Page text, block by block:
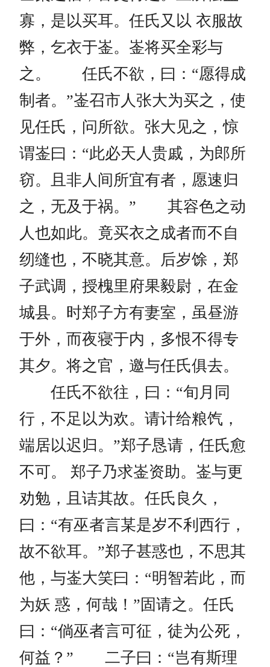
寡，是以买耳。任氏又以 衣服故
弊，乞衣于崟。崟将买全彩与
之。 任氏不欲，曰：“愿得成
制者。”崟召市人张大为买之，使
见任氏，问所欲。张大见之，惊
谓崟曰：“此必天人贵戚，为郎所
窃。且非人间所宜有者，愿速归
之，无及于祸。” 其容色之动
人也如此。竟买衣之成者而不自
纫缝也，不晓其意。后岁馀，郑
子武调，授槐里府果毅尉，在金
城县。时郑子方有妻室，虽昼游
于外，而夜寝于内，多恨不得专
其夕。将之官，邀与任氏俱去。
任氏不欲往，曰：“旬月同
行，不足以为欢。请计给粮饩，
端居以迟归。”郑子恳请，任氏愈
不可。 郑子乃求崟资助。崟与更
劝勉，且诘其故。任氏良久，
曰：“有巫者言某是岁不利西行，
故不欲耳。”郑子甚惑也，不思其
他，与崟大笑曰：“明智若此，而
为妖 惑，何哉！”固请之。任氏
曰：“倘巫者言可征，徒为公死，
何益？” 二子曰：“岂有斯理